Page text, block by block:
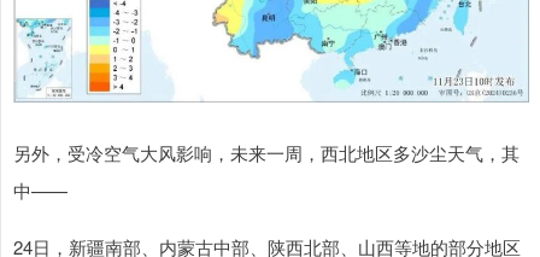
另外，受冷空气大风影响，未来一周，西北地区多沙尘天气，其
中——
24日，新疆南部、内蒙古中部、陕西北部、山西等地的部分地区